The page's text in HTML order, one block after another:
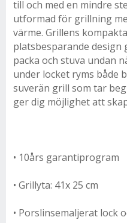
till och med en mindre
utformad för grillning
värme. Grillens
platsbesparande
packa och stuva undan
under locket ryms både
suverän grill som tar
ger dig möjlighet att
• 10års garantiprogram
• Grillyta: 41x 25 cm
• Porslinsemaljerat lock